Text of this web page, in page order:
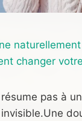
changer
pas à